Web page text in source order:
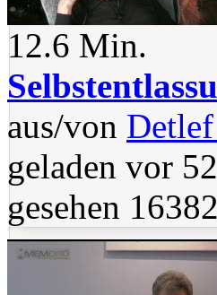
12.6 Min.
aus/von
geladen vor
gesehen